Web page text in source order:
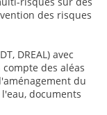
des risques
DREAL) avec
des aléas
du
documents